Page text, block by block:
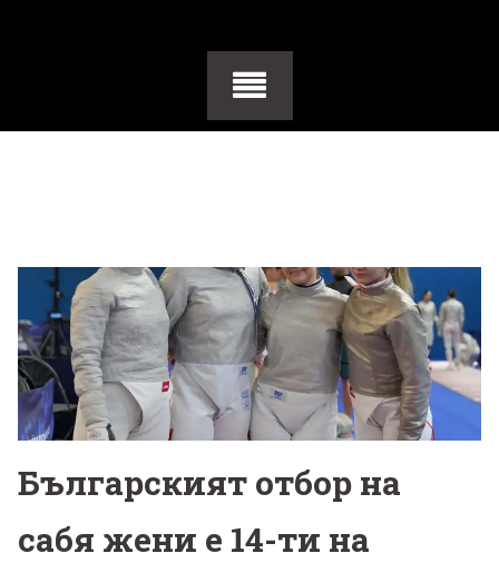
Българският отбор на
сабя жени е 14-ти на